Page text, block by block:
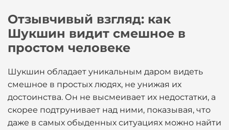
Отзывчивый взгляд: как
Шукшин видит смешное в
простом человеке
Шукшин обладает уникальным даром видеть
смешное в простых людях, не унижая их
достоинства. Он не высмеивает их недостатки, а
скорее подтрунивает над ними, показывая, что
даже в самых обыденных ситуациях можно найти